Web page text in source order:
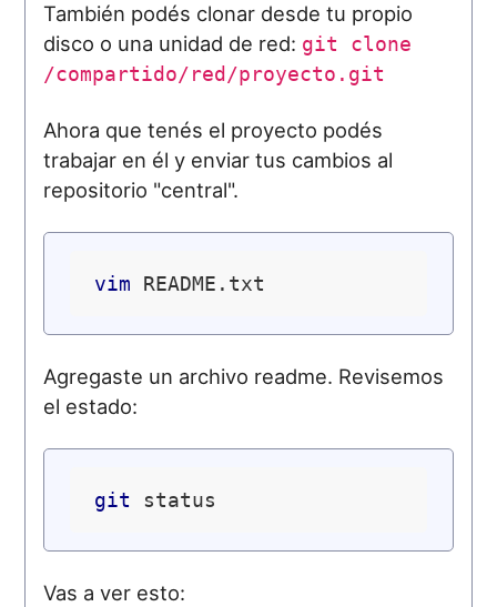
También podés clonar desde tu propio
disco o una unidad de red: git clone
/compartido/red/proyecto.git
Ahora que tenés el proyecto podés
trabajar en él y enviar tus cambios al
repositorio "central".
vim
Agregaste un archivo readme. Revisemos
el estado:
git
Vas a ver esto: